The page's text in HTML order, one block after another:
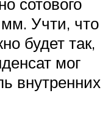
Учти, что
будет так,
мог
внутренних